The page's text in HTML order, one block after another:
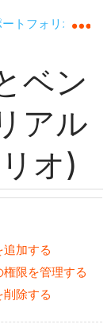
りたたむ
ートフォリオと資
ベン
アル
オ)
加する
限を管理する
除する